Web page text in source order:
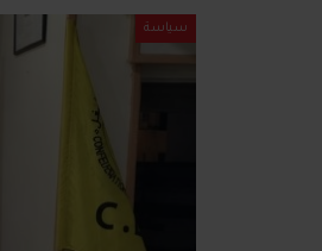
سياسة